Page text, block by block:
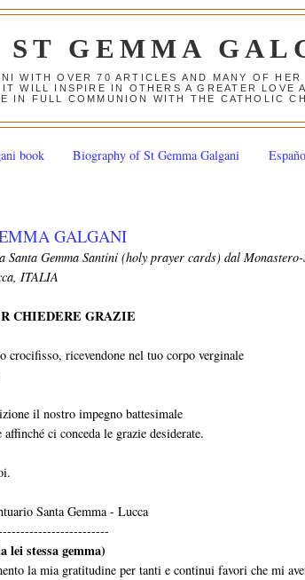
ST GEMMA
WITH OVER 70 ARTICLES AND MANY OF
WILL INSPIRE IN OTHERS A GREATER LOVE
IN FULL COMMUNION WITH THE CATHOLIC
book Biography of St Gemma Galgani
GALGANI
Santa Gemma Santini (holy prayer cards) dal
ITALIA
CHIEDERE GRAZIE
crocifisso, ricevendone nel tuo corpo verginale
il nostro impegno battesimale
ci conceda le grazie desiderate.
Santa Gemma - Lucca
lei stessa gemma)
la mia gratitudine per tanti e continui favori che mi